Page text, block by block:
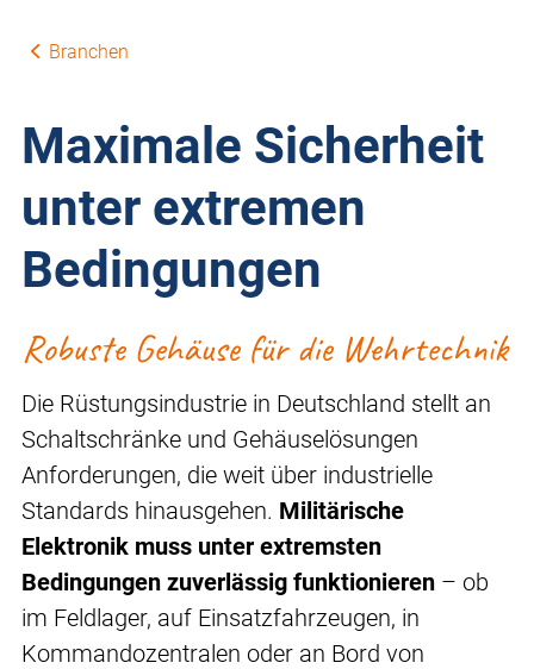
Branchen
Maximale Sicherheit
unter extremen
Bedingungen
Robuste Gehäuse für die Wehrtechnik
Die Rüstungsindustrie in Deutschland stellt an
Schaltschränke und Gehäuselösungen
Anforderungen, die weit über industrielle
Standards hinausgehen. Militärische
Elektronik muss unter extremsten
Bedingungen zuverlässig funktionieren – ob
im Feldlager, auf Einsatzfahrzeugen, in
Kommandozentralen oder an Bord von